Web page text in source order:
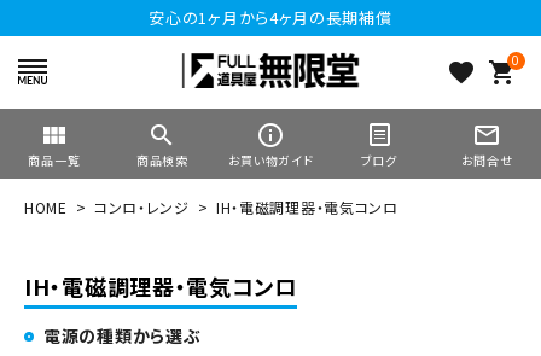
安心の1ヶ月から4ヶ月の長期補償
favorite 0
shopping_cart
view_module
商品一覧
search
商品検索
info_outline
お買い物ガイド ブログ
mail_outline
お問合せ
HOME コンロ・レンジ IH・電磁調理器・電気コンロ
IH・電磁調理器・電気コンロ
電源の種類から選ぶ